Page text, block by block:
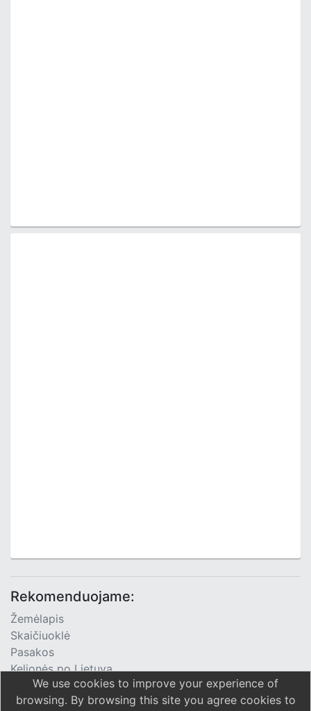
Rekomenduojame:
Žemėlapis
Skaičiuoklė
Pasakos
Kelionės po Lietuvą
TV Programa
We use cookies to improve your experience of
browsing. By browsing this site you agree cookies to